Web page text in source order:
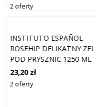
2 oferty
INSTITUTO ESPAÑOL
ROSEHIP DELIKATNY ŻEL
POD PRYSZNIC 1250 ML
23,20 zł
2 oferty